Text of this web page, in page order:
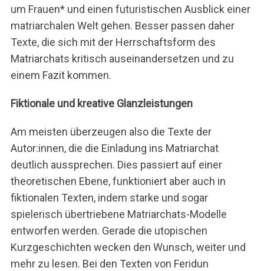
um Frauen* und einen futuristischen Ausblick einer
matriarchalen Welt gehen. Besser passen daher
Texte, die sich mit der Herrschaftsform des
Matriarchats kritisch auseinandersetzen und zu
einem Fazit kommen.
Fiktionale und kreative Glanzleistungen
Am meisten überzeugen also die Texte der
Autor:innen, die die Einladung ins Matriarchat
deutlich aussprechen. Dies passiert auf einer
theoretischen Ebene, funktioniert aber auch in
fiktionalen Texten, indem starke und sogar
spielerisch übertriebene Matriarchats-Modelle
entworfen werden. Gerade die utopischen
Kurzgeschichten wecken den Wunsch, weiter und
mehr zu lesen. Bei den Texten von Feridun